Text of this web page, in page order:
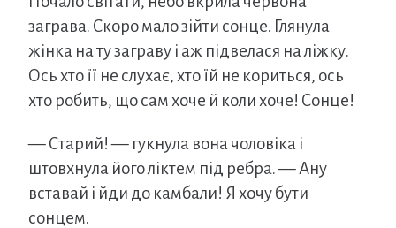
заграва. Скоро мало зійти сонце. Глянула
жінка на ту заграву і аж підвелася на ліжку.
Ось хто її не слухає, хто їй не кориться, ось
хто робить, що сам хоче й коли хоче! Сонце!
— Старий! — гукнула вона чоловіка і
штовхнула його ліктем під ребра. — Ану
вставай і йди до камбали! Я хочу бути
сонцем.